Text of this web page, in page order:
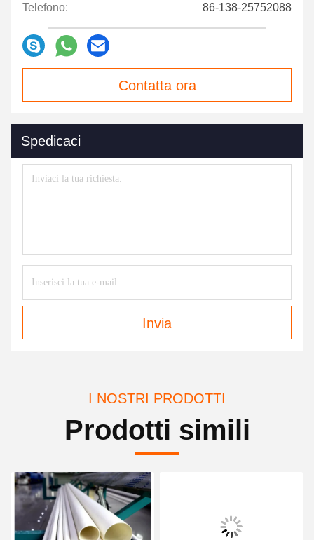
Telefono: 86-138-25752088
Contatta ora
Spedicaci
Invia
I NOSTRI PRODOTTI
Prodotti simili